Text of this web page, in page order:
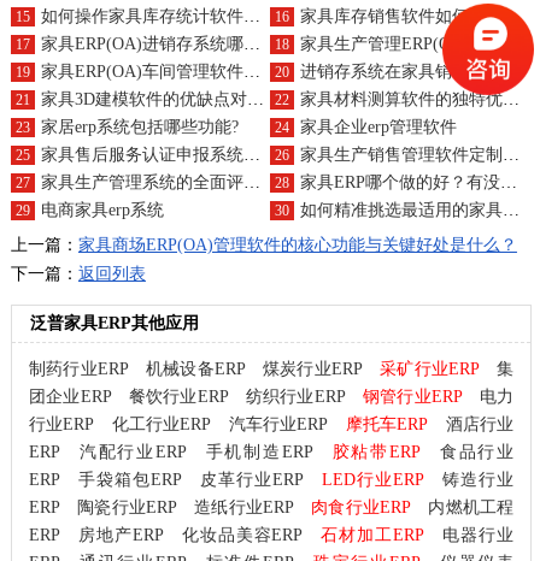
15 如何操作家具库存统计软件？升级步骤全攻略 16 家具库存销售软件如何凸显其优势与独特功能？
17 家具ERP(OA)进销存系统哪款最适合您？采办渠道 18 家具生产管理ERP(OA)软件的知名供应商及作用概览？
19 家具ERP(OA)车间管理软件的顶尖之选与择取建议 20 进销存系统在家具销售中的优势与产品特色
21 家具3D建模软件的优缺点对比，特色功能解析 22 家具材料测算软件的独特优势与产品特性概览
23 家居erp系统包括哪些功能? 24 家具企业erp管理软件
25 家具售后服务认证申报系统定制化服务及二次开发成本？ 26 家具生产销售管理软件定制服务费用？二次开发价格谈判要点
27 家具生产管理系统的全面评估：优缺点与产品特色 28 家具ERP哪个做的好？有没什么案例？
29 电商家具erp系统 30
如何精准挑选最适用的家具销售ERP软件？
上一篇： 家具商场ERP(OA)管理软件的核心功能与关键好处是什么？
下一篇： 返回列表
泛普家具ERP其他应用
制药行业ERP 机械设备ERP 煤炭行业ERP 采矿行业ERP
集
团企业ERP
餐饮行业ERP 纺织行业ERP 钢管行业ERP
电力
行业ERP
化工行业ERP 汽车行业ERP 摩托车ERP
酒店行业
ERP
汽配行业ERP 手机制造ERP 胶粘带ERP
食品行业
ERP
手袋箱包ERP 皮革行业ERP LED行业ERP
铸造行业
ERP
陶瓷行业ERP 造纸行业ERP 肉食行业ERP
内燃机工程
ERP
房地产ERP 化妆品美容ERP 石材加工ERP
电器行业